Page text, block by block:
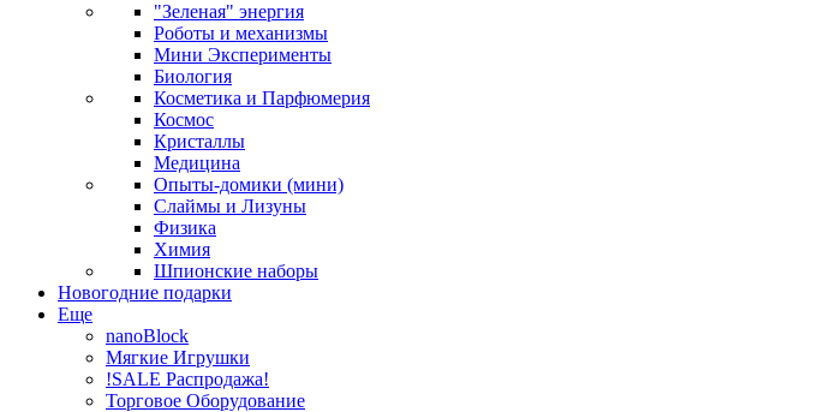
"Зеленая" энергия
Роботы и механизмы
Мини Эксперименты
Биология
Косметика и Парфюмерия
Космос
Кристаллы
Медицина
Опыты-домики (мини)
Слаймы и Лизуны
Физика
Химия
Шпионские наборы
Новогодние подарки
Еще
nanoBlock
Мягкие Игрушки
!SALE Распродажа!
Торговое Оборудование